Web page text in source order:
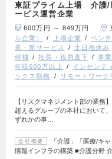
東証プライム上場 介護/
ービス運営企業
600万円 ～ 849万円
ル企業）
上場企業 ベン
業・新サービス
土日祝休み
候補
社長・役員直下 事
年収600万以上
インセンテ
ックス勤務
リモートワーク
【リスクマネジメント部の業務
超えるグループの本社において
ずれかの事…
会社概要
「介護」「医療/キ
情報インフラの構築 ■介護分野